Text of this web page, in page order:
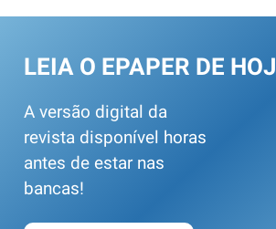
LEIA O EPAPER DE
A versão digital da
revista disponível horas
antes de estar nas
bancas!